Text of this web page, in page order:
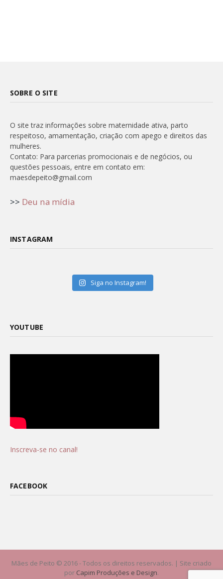
SOBRE O SITE
O site traz informações sobre maternidade ativa, parto
respeitoso, amamentação, criação com apego e direitos das
mulheres.
Contato: Para parcerias promocionais e de negócios, ou
questões pessoais, entre em contato em:
maesdepeito@gmail.com
>> Deu na mídia
INSTAGRAM
Siga no Instagram!
YOUTUBE
Inscreva-se no canal!
FACEBOOK
Mães de Peito © 2016 - Todos os direitos reservados. | Site criado
por Capim Produções e Design.